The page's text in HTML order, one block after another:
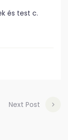
és test c.
Next Post